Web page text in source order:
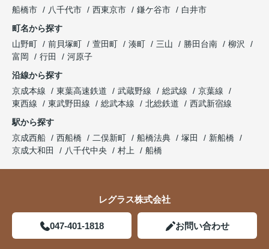
船橋市
八千代市 西東京市 鎌ケ谷市
白井市
町名から探す
山野町
前貝塚町 萱田町 湊町 三山 勝田台南
柳沢
富岡
行田
河原子
沿線から探す
京成本線
東葉高速鉄道 武蔵野線 総武線
京葉線
東西線
東武野田線 総武本線 北総鉄道
西武新宿線
駅から探す
京成西船
西船橋 二俣新町 船橋法典 塚田
新船橋
京成大和田
八千代中央 村上 船橋
レグラス株式会社
047-401-1818 お問い合わせ